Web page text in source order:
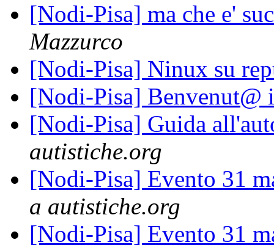
[Nodi-Pisa] ma che e'
Mazzurco
[Nodi-Pisa] Ninux su
[Nodi-Pisa]
[Nodi-Pisa] Guida
autistiche.org
[Nodi-Pisa] Evento 31
a autistiche.org
[Nodi-Pisa] Evento 31